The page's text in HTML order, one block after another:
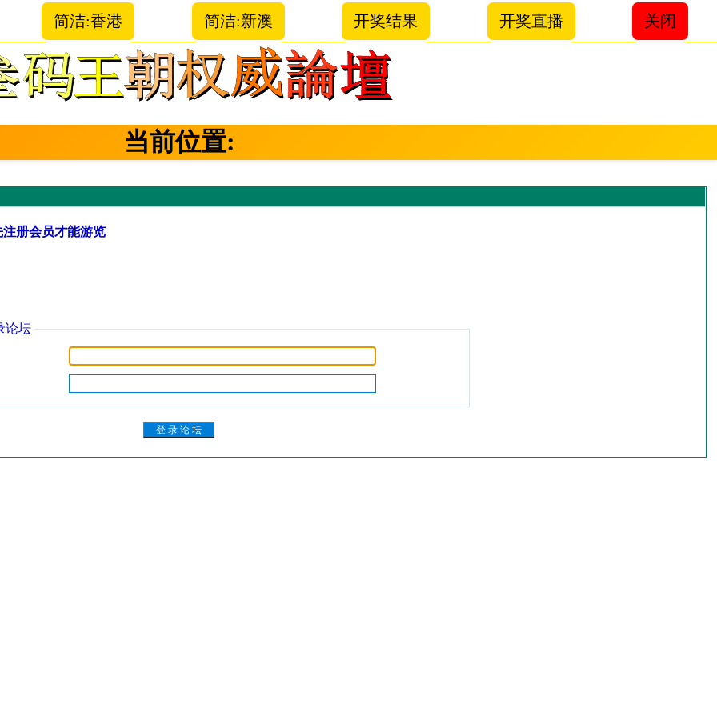
简洁:香港 简洁:新澳 开奖结果 开奖直播 关闭
当前位置:
册会员才能游览
论坛